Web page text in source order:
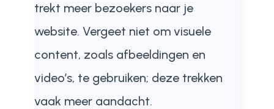
trekt meer bezoekers naar je
website. Vergeet niet om visuele
content, zoals afbeeldingen en
video’s, te gebruiken; deze trekken
vaak meer aandacht.